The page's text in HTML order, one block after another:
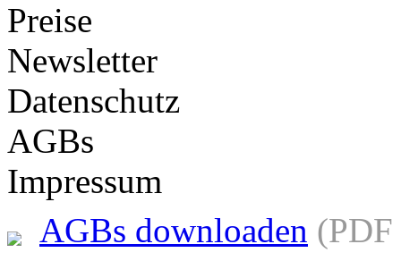
Preise
Newsletter
Datenschutz
AGBs
Impressum
AGBs downloaden